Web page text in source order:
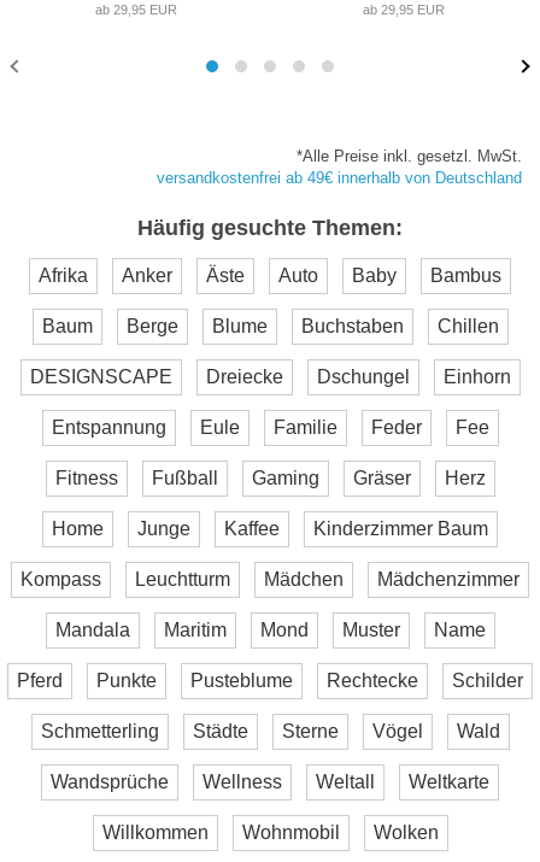
ab 29,95 EUR
ab 29,95 EUR
*Alle Preise inkl. gesetzl. MwSt.
versandkostenfrei ab 49€ innerhalb von Deutschland
Häufig gesuchte Themen:
Afrika Anker Äste Auto Baby Bambus
Baum Berge Blume Buchstaben Chillen
DESIGNSCAPE Dreiecke Dschungel Einhorn
Entspannung Eule Familie Feder Fee
Fitness Fußball Gaming Gräser Herz
Home Junge Kaffee Kinderzimmer Baum
Kompass Leuchtturm Mädchen Mädchenzimmer
Mandala Maritim Mond Muster Name
Pferd Punkte Pusteblume Rechtecke Schilder
Schmetterling Städte Sterne Vögel Wald
Wandsprüche Wellness Weltall Weltkarte
Willkommen Wohnmobil Wolken